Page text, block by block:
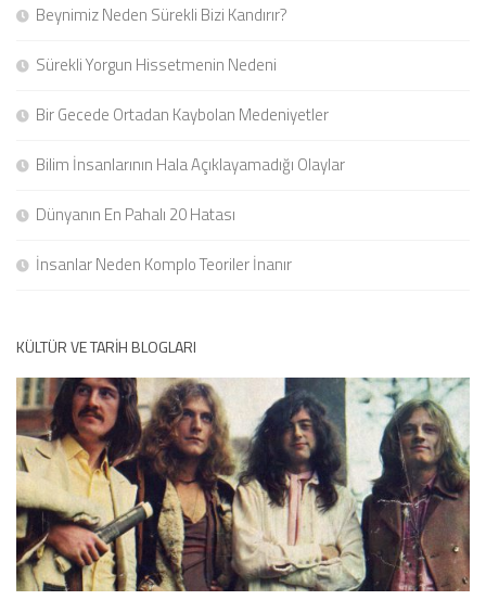
Beynimiz Neden Sürekli Bizi Kandırır?
Sürekli Yorgun Hissetmenin Nedeni
Bir Gecede Ortadan Kaybolan Medeniyetler
Bilim İnsanlarının Hala Açıklayamadığı Olaylar
Dünyanın En Pahalı 20 Hatası
İnsanlar Neden Komplo Teoriler İnanır
KÜLTÜR VE TARIH BLOGLARI